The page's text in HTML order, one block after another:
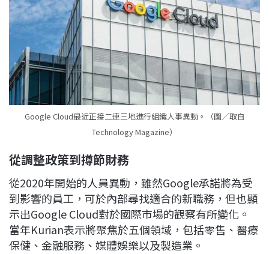
Google Cloud最近正接二連三地進行組織人事異動。（圖／取自
Technology Magazine）
從調整政策到撙節財務
從2020年開始的人員異動，雖然Google承諾將為受
到影響的員工，可於內部尋找適合的新職務，但也顯
示出Google Cloud對於國際市場的觀察有所變化。
當年Kurian表示將聚焦於五個領域，包括零售、醫療
保健、金融服務、媒體娛樂以及製造業。